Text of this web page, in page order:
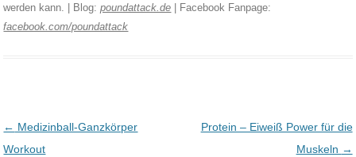
werden kann. | Blog:poundattack.de | Facebook Fanpage:
facebook.com/poundattack
Post navigation
← Medizinball-Ganzkörper
Workout
Protein – Eiweiß Power für die
Muskeln →